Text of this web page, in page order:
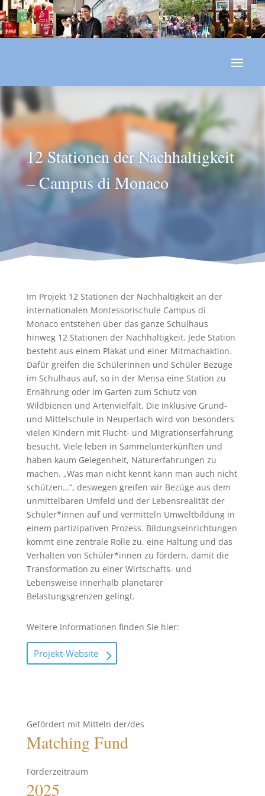
12 Stationen der Nachhaltigkeit
– Campus di Monaco
Im Projekt 12 Stationen der Nachhaltigkeit an der
internationalen Montessorischule Campus di
Monaco entstehen über das ganze Schulhaus
hinweg 12 Stationen der Nachhaltigkeit. Jede Station
besteht aus einem Plakat und einer Mitmachaktion.
Dafür greifen die Schülerinnen und Schüler Bezüge
im Schulhaus auf, so in der Mensa eine Station zu
Ernährung oder im Garten zum Schutz von
Wildbienen und Artenvielfalt. Die inklusive Grund-
und Mittelschule in Neuperlach wird von besonders
vielen Kindern mit Flucht- und Migrationserfahrung
besucht. Viele leben in Sammelunterkünften und
haben kaum Gelegenheit, Naturerfahrungen zu
machen. „Was man nicht kennt kann man auch nicht
schützen…“, deswegen greifen wir Bezüge aus dem
unmittelbaren Umfeld und der Lebensrealität der
Schüler*innen auf und vermitteln Umweltbildung in
einem partizipativen Prozess. Bildungseinrichtungen
kommt eine zentrale Rolle zu, eine Haltung und das
Verhalten von Schüler*innen zu fördern, damit die
Transformation zu einer Wirtschafts- und
Lebensweise innerhalb planetarer
Belastungsgrenzen gelingt.
Weitere Informationen finden Sie hier:
Projekt-Website
Gefördert mit Mitteln der/des
Matching Fund
Förderzeitraum
2025